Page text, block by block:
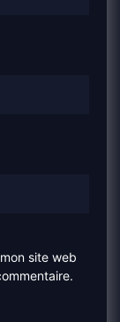
site web